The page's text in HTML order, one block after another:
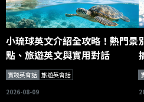
小琉球英文介紹全攻略！熱門景
點、旅遊英文與實用對話
實踐英會話 旅遊英會話
2026-08-09